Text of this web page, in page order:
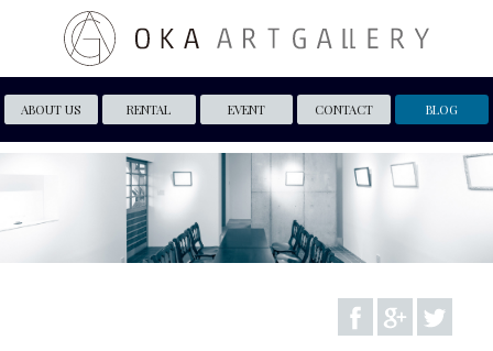
ABOUT US RENTAL EVENT CONTACT BLOG